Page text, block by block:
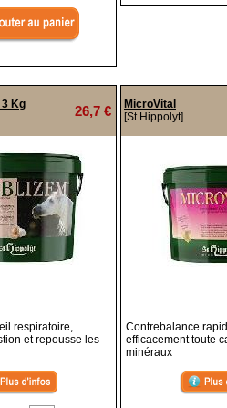
3 Kg
26,7 €
respiratoire,
et repousse les
MicroVital
[St Hippolyt]
Contrebalance
efficacement toute
minéraux